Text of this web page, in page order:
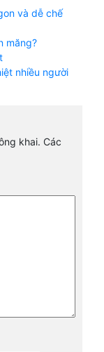
và dễ chế
măng?
nhiều người
khai. Các